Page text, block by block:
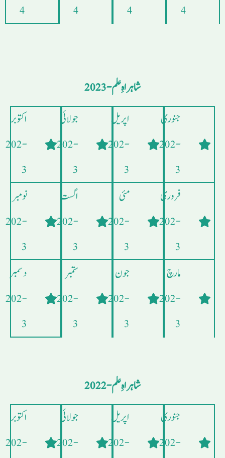
4
4
4
4
شاہراہِ علم - 2023
جنوری
- 202
3
فروری
- 202
3
مارچ
- 202
3
اپریل
- 202
3
مئی
- 202
3
جون
- 202
3
جولائی
- 202
3
اگست
- 202
3
ستمبر
- 202
3
اکتوبر
- 202
3
نومبر
- 202
3
دسمبر
- 202
3
شاہراہِ علم - 2022
جنوری
- 202
اپریل
- 202
جولائی
- 202
اکتوبر
- 202